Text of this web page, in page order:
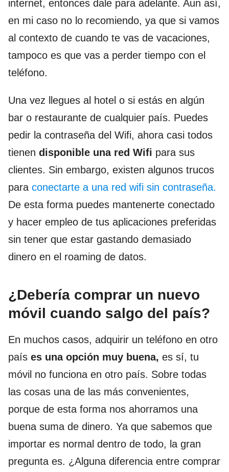
internet, entonces dale para adelante. Aun así,
en mi caso no lo recomiendo, ya que si vamos
al contexto de cuando te vas de vacaciones,
tampoco es que vas a perder tiempo con el
teléfono.
Una vez llegues al hotel o si estás en algún
bar o restaurante de cualquier país. Puedes
pedir la contraseña del Wifi, ahora casi todos
tienen disponible una red Wifi para sus
clientes. Sin embargo, existen algunos trucos
para conectarte a una red wifi sin contraseña.
De esta forma puedes mantenerte conectado
y hacer empleo de tus aplicaciones preferidas
sin tener que estar gastando demasiado
dinero en el roaming de datos.
¿Debería comprar un nuevo
móvil cuando salgo del país?
En muchos casos, adquirir un teléfono en otro
país es una opción muy buena, es sí, tu
móvil no funciona en otro país. Sobre todas
las cosas una de las más convenientes,
porque de esta forma nos ahorramos una
buena suma de dinero. Ya que sabemos que
importar es normal dentro de todo, la gran
pregunta es. ¿Alguna diferencia entre comprar